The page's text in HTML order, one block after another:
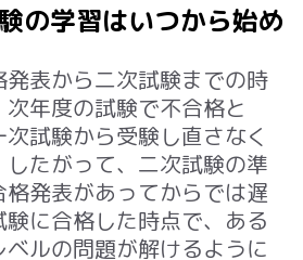
の学習はいつから始め
表から二次試験までの時
年度の試験で不合格と
試験から受験し直さなく
たがって、二次試験の準
発表があってからでは遅
に合格した時点で、ある
ルの問題が解けるように